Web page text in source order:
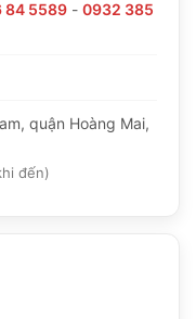
84 5589 - 0932 385
quận Hoàng Mai,
đến)